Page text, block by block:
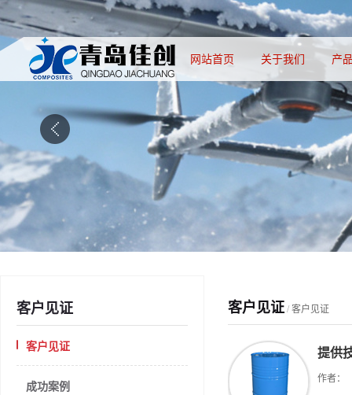
网站首页 关于我们 产
客户见证
客户见证
成功案例
客户见证 / 客户见证
提供
作者：